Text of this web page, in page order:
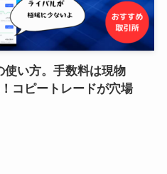
い方。手数料は現物
コピートレードが穴場